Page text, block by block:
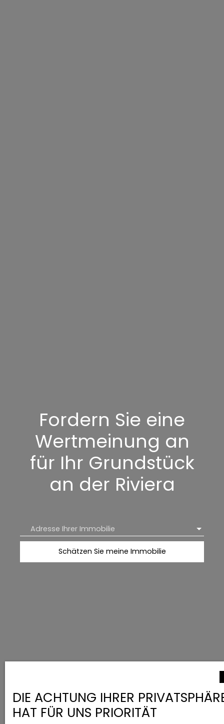
Fordern Sie eine
Wertmeinung an
für Ihr Grundstück
an der Riviera
Adresse Ihrer Immobilie
Schätzen Sie meine Immobilie
DIE ACHTUNG IHRER
HAT FÜR UNS PRIORITÄT